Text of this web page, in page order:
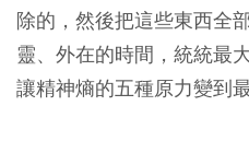
除的，然後把這些東西全
靈、外在的時間，統統最
讓精神熵的五種原力變到最